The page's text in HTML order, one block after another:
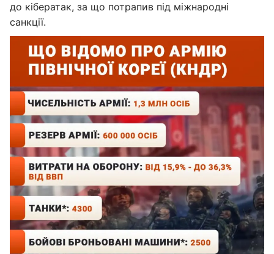
до кібератак, за що потрапив під міжнародні
санкції.